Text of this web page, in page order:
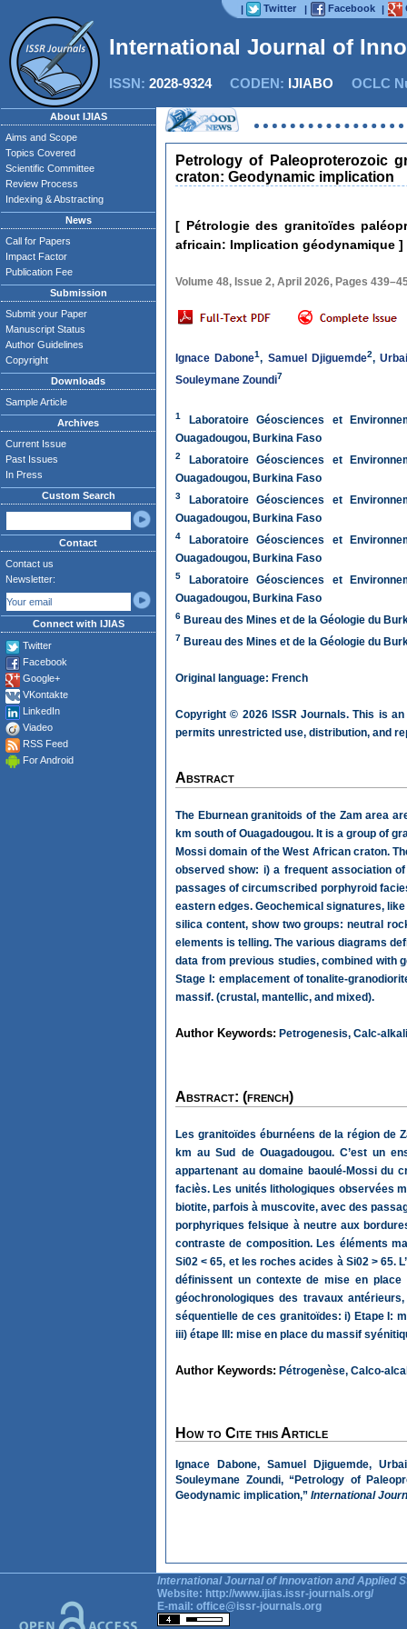
| Twitter | Facebook |
International Journal of
ISSN: 2028-9324CODEN: IJIABO OCLC
About IJIAS
Aims and Scope
Topics Covered
Scientific Committee
Review Process
Indexing & Abstracting
News
Call for Papers
Impact Factor
Publication Fee
Submission
Submit your Paper
Manuscript Status
Author Guidelines
Copyright
Downloads
Sample Article
Archives
Current Issue
Past Issues
In Press
Custom Search
Contact
Contact us
Newsletter:
Connect with IJIAS
Twitter
Facebook
Google+
VKontakte
LinkedIn
Viadeo
RSS Feed
For Android
Petrology of Paleoproterozoic
craton: Geodynamic implication
[ Pétrologie des granitoïdes
africain: Implication géodynamique ]
Volume 48, Issue 2, April 2026, Pages
Ignace Dabone1 , Samuel Djiguemde2,
Souleymane Zoundi7
1
Laboratoire Géosciences et
Ouagadougou, Burkina Faso
2
Laboratoire Géosciences et
Ouagadougou, Burkina Faso
3
Laboratoire Géosciences et
Ouagadougou, Burkina Faso
4
Laboratoire Géosciences et
Ouagadougou, Burkina Faso
5
Laboratoire Géosciences et
Ouagadougou, Burkina Faso
6 Bureau des Mines et de la Géologie du
7 Bureau des Mines et de la Géologie du
Original language: French
Copyright © 2026 ISSR Journals. This is
permits unrestricted use, distribution, and
Abstract
The Eburnean granitoids of the Zam area
km south of Ouagadougou. It is a group of
Mossi domain of the West African craton.
observed show: i) a frequent association
passages of circumscribed porphyroid
eastern edges. Geochemical signatures,
silica content, show two groups: neutral
elements is telling. The various diagrams
data from previous studies, combined with
Stage I: emplacement of tonalite-
massif. (crustal, mantellic, and mixed).
Author Keywords: Petrogenesis, Calc-
Abstract: (french)
Les granitoïdes éburnéens de la région de
km au Sud de Ouagadougou. C’est un
appartenant au domaine baoulé-Mossi du
faciès. Les unités lithologiques observées
biotite, parfois à muscovite, avec des
porphyriques felsique à neutre aux
contraste de composition. Les éléments
Si02 < 65, et les roches acides à Si02 >
définissent un contexte de mise en
géochronologiques des travaux
séquentielle de ces granitoïdes: i) Etape I:
iii) étape III: mise en place du massif
Author Keywords: Pétrogenèse, Calco-
How to Cite this Article
Ignace Dabone, Samuel Djiguemde,
Souleymane Zoundi, “Petrology of
Geodynamic implication,” International
International Journal of Innovation and Applied
Website: http://www.ijias.issr-journals.org/
E-mail: office@issr-journals.org